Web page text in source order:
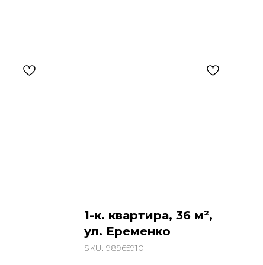
1-к. квартира, 36 м²,
ул. Еременко
SKU: 98965910